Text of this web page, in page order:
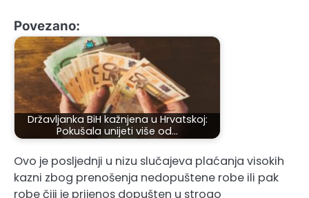
Povezano:
Državljanka BiH kažnjena u Hrvatskoj:
Pokušala unijeti više od…
Ovo je posljednji u nizu slučajeva plaćanja visokih
kazni zbog prenošenja nedopuštene robe ili pak
robe čiji je prijenos dopušten u strogo